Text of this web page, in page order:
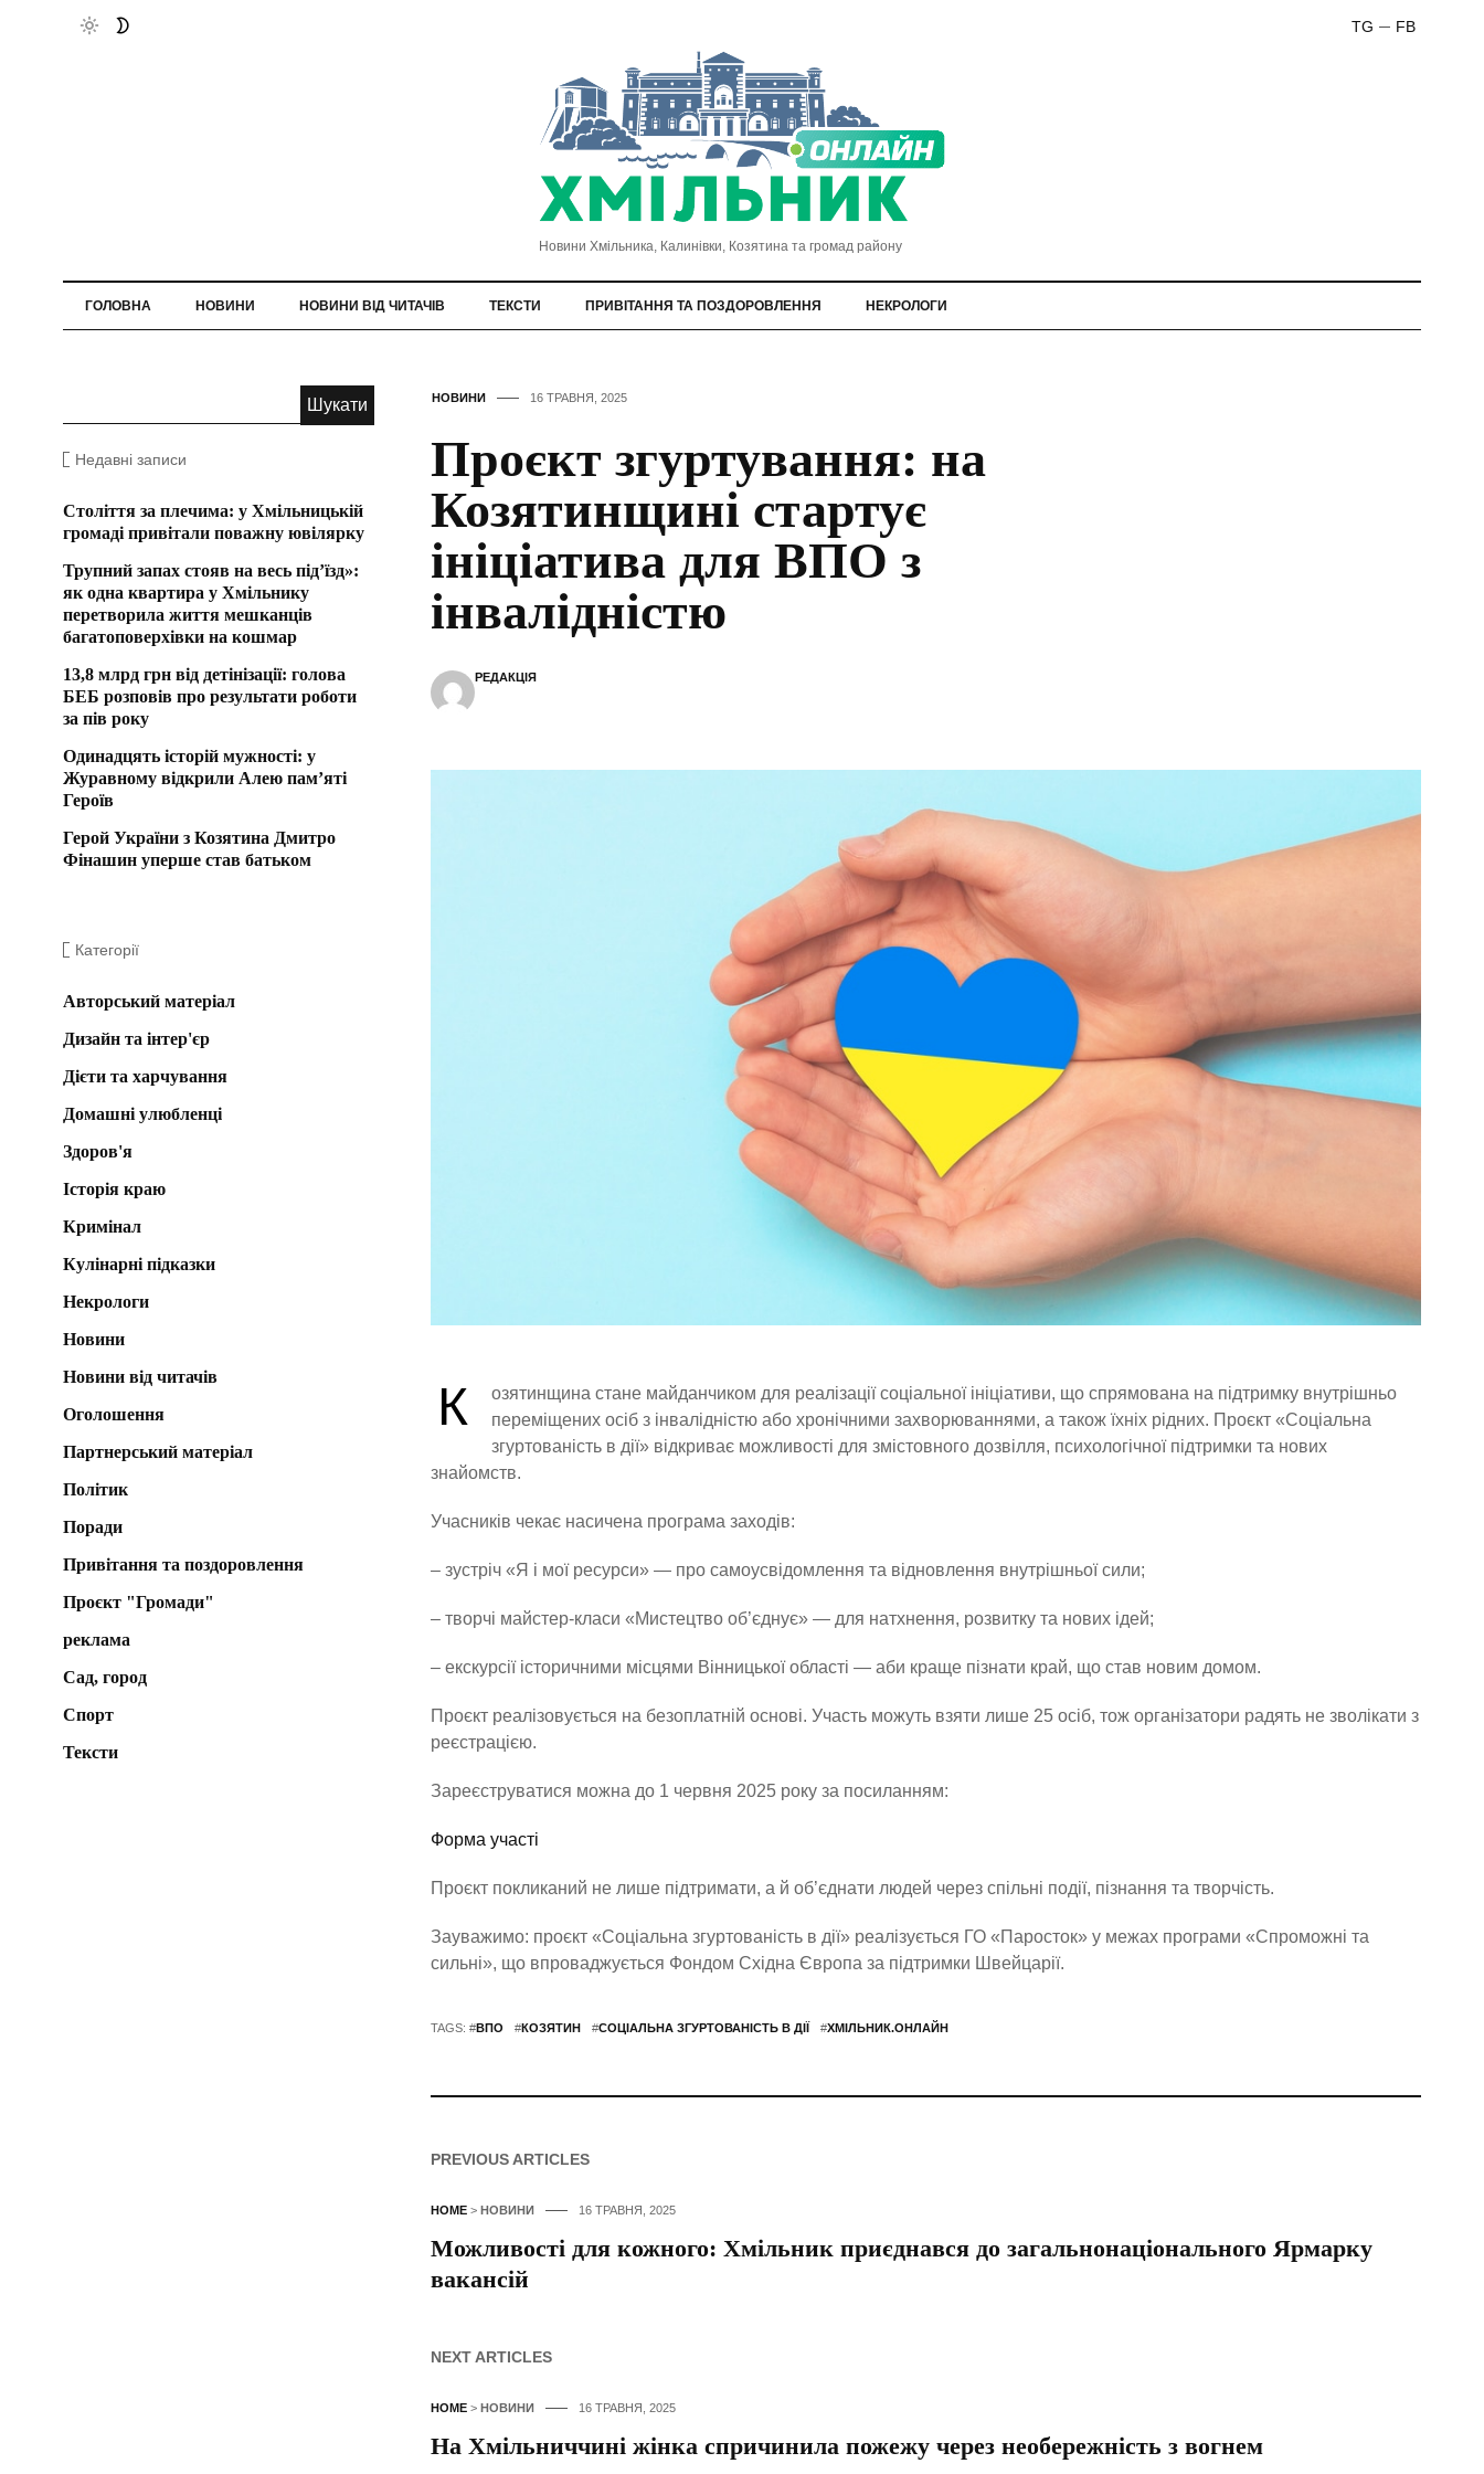
FB
TG
Новини Хмільника, Калинівки, Козятина та громад району
ГОЛОВНА НОВИНИ НОВИНИ ВІД ЧИТАЧІВ ТЕКСТИ ПРИВІТАННЯ ТА ПОЗДОРОВЛЕННЯ НЕКРОЛОГИ
НОВИНИ 16 ТРАВНЯ, 2025
Проєкт згуртування: на
Козятинщині стартує
ініціатива для ВПО з
інвалідністю
РЕДАКЦІЯ
К
озятинщина стане майданчиком для реалізації соціальної ініціативи, що спрямована на підтримку внутрішньо
переміщених осіб з інвалідністю або хронічними захворюваннями, а також їхніх рідних. Проєкт «Соціальна
згуртованість в дії» відкриває можливості для змістовного дозвілля, психологічної підтримки та нових
знайомств.
Учасників чекає насичена програма заходів:
– зустріч «Я і мої ресурси» — про самоусвідомлення та відновлення внутрішньої сили;
– творчі майстер-класи «Мистецтво об’єднує» — для натхнення, розвитку та нових ідей;
– екскурсії історичними місцями Вінницької області — аби краще пізнати край, що став новим домом.
Проєкт реалізовується на безоплатній основі. Участь можуть взяти лише 25 осіб, тож організатори радять не зволікати з
реєстрацією.
Зареєструватися можна до 1 червня 2025 року за посиланням:
Форма участі
Проєкт покликаний не лише підтримати, а й об’єднати людей через спільні події, пізнання та творчість.
Зауважимо: проєкт «Соціальна згуртованість в дії» реалізується ГО «Паросток» у межах програми «Спроможні та
сильні», що впроваджується Фондом Східна Європа за підтримки Швейцарії.
TAGS: #ВПО #КОЗЯТИН #СОЦІАЛЬНА ЗГУРТОВАНІСТЬ В ДІЇ #ХМІЛЬНИК.ОНЛАЙН
PREVIOUS ARTICLES
HOME> НОВИНИ 16 ТРАВНЯ, 2025
Можливості для кожного: Хмільник приєднався до загальнонаціонального Ярмарку
вакансій
NEXT ARTICLES
HOME> НОВИНИ 16 ТРАВНЯ, 2025
На Хмільниччині жінка спричинила пожежу через необережність з вогнем
Недавні записи
Століття за плечима: у Хмільницькій
громаді привітали поважну ювілярку
Трупний запах стояв на весь під’їзд»:
як одна квартира у Хмільнику
перетворила життя мешканців
багатоповерхівки на кошмар
13,8 млрд грн від детінізації: голова
БЕБ розповів про результати роботи
за пів року
Одинадцять історій мужності: у
Журавному відкрили Алею пам’яті
Героїв
Герой України з Козятина Дмитро
Фінашин уперше став батьком
Категорії
Авторський матеріал
Дизайн та інтер'єр
Дієти та харчування
Домашні улюбленці
Здоров'я
Історія краю
Кримінал
Кулінарні підказки
Некрологи
Новини
Новини від читачів
Оголошення
Партнерський матеріал
Політик
Поради
Привітання та поздоровлення
Проєкт "Громади"
реклама
Сад, город
Спорт
Тексти